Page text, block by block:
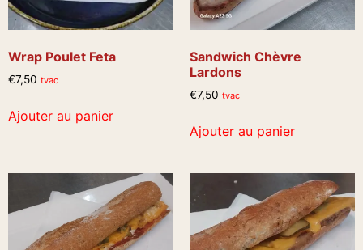
Wrap Poulet Feta
€7,50 tvac
Ajouter au panier
Sandwich Chèvre
Lardons
€7,50 tvac
Ajouter au panier